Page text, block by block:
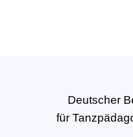
Deutscher
für